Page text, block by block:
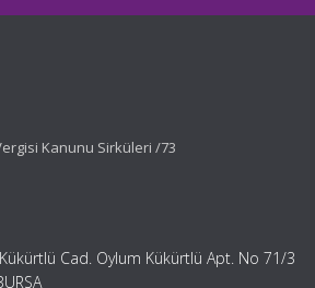
Kanunu Sirküleri /73
Cad. Oylum Kükürtlü Apt. No 71/3